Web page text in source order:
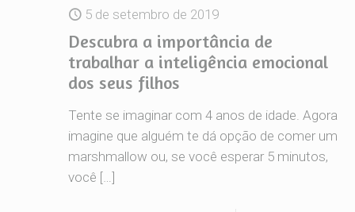
5 de setembro de 2019
Descubra a importância de
trabalhar a inteligência emocional
dos seus filhos
Tente se imaginar com 4 anos de idade. Agora
imagine que alguém te dá opção de comer um
marshmallow ou, se você esperar 5 minutos,
você […]